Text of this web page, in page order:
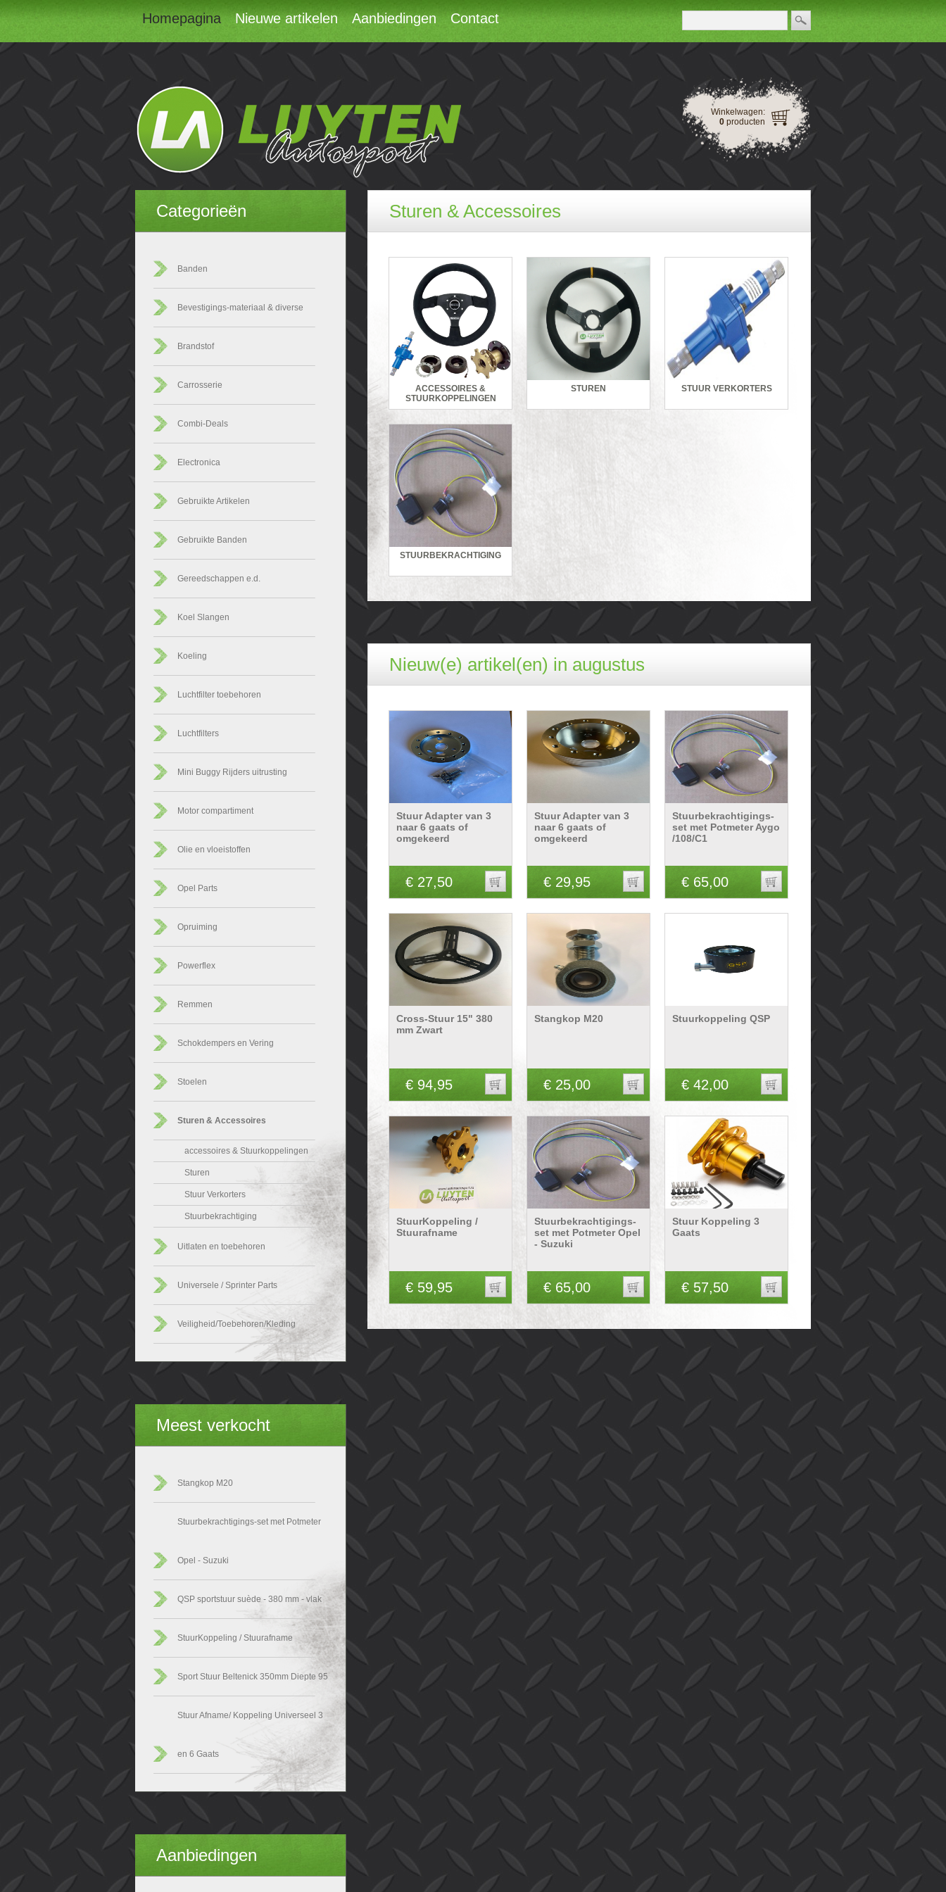
Homepagina Nieuwe artikelen Aanbiedingen Contact
Winkelwagen:
0 producten
Categorieën
Banden
Bevestigings-materiaal & diverse
Brandstof
Carrosserie
Combi-Deals
Electronica
Gebruikte Artikelen
Gebruikte Banden
Gereedschappen e.d.
Koel Slangen
Koeling
Luchtfilter toebehoren
Luchtfilters
Mini Buggy Rijders uitrusting
Motor compartiment
Olie en vloeistoffen
Opel Parts
Opruiming
Powerflex
Remmen
Schokdempers en Vering
Stoelen
Sturen & Accessoires
accessoires & Stuurkoppelingen
Sturen
Stuur Verkorters
Stuurbekrachtiging
Uitlaten en toebehoren
Universele / Sprinter Parts
Veiligheid/Toebehoren/Kleding
Meest verkocht
Stangkop M20
Stuurbekrachtigings-set met Potmeter
Opel - Suzuki
QSP sportstuur suède - 380 mm - vlak
StuurKoppeling / Stuurafname
Sport Stuur Beltenick 350mm Diepte 95
Stuur Afname/ Koppeling Universeel 3
en 6 Gaats
Aanbiedingen
Sturen & Accessoires
ACCESSOIRES &
STUURKOPPELINGEN
STUREN STUUR VERKORTERS
STUURBEKRACHTIGING
Nieuw(e) artikel(en) in augustus
Stuur Adapter van 3
naar 6 gaats of
omgekeerd
€ 27,50
Stuur Adapter van 3
naar 6 gaats of
omgekeerd
€ 29,95
Stuurbekrachtigings-
set met Potmeter Aygo
/108/C1
€ 65,00
Cross-Stuur 15" 380
mm Zwart
€ 94,95
Stangkop M20
€ 25,00
Stuurkoppeling QSP
€ 42,00
StuurKoppeling /
Stuurafname
€ 59,95
Stuurbekrachtigings-
set met Potmeter Opel
- Suzuki
€ 65,00
Stuur Koppeling 3
Gaats
€ 57,50